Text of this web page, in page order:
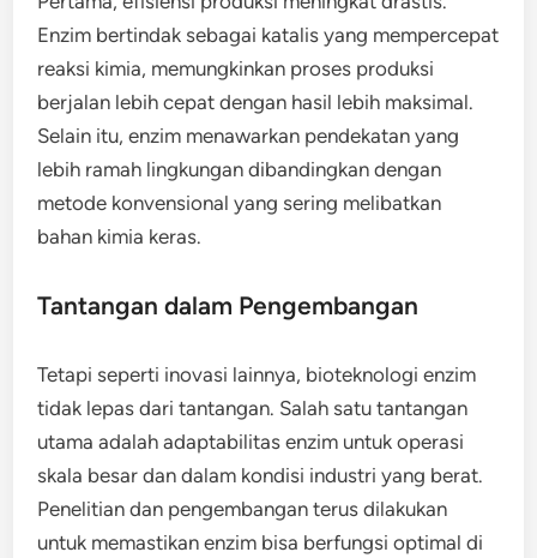
Enzim bertindak sebagai katalis yang mempercepat
reaksi kimia, memungkinkan proses produksi
berjalan lebih cepat dengan hasil lebih maksimal.
Selain itu, enzim menawarkan pendekatan yang
lebih ramah lingkungan dibandingkan dengan
metode konvensional yang sering melibatkan
bahan kimia keras.
Tantangan dalam Pengembangan
Tetapi seperti inovasi lainnya, bioteknologi enzim
tidak lepas dari tantangan. Salah satu tantangan
utama adalah adaptabilitas enzim untuk operasi
skala besar dan dalam kondisi industri yang berat.
Penelitian dan pengembangan terus dilakukan
untuk memastikan enzim bisa berfungsi optimal di